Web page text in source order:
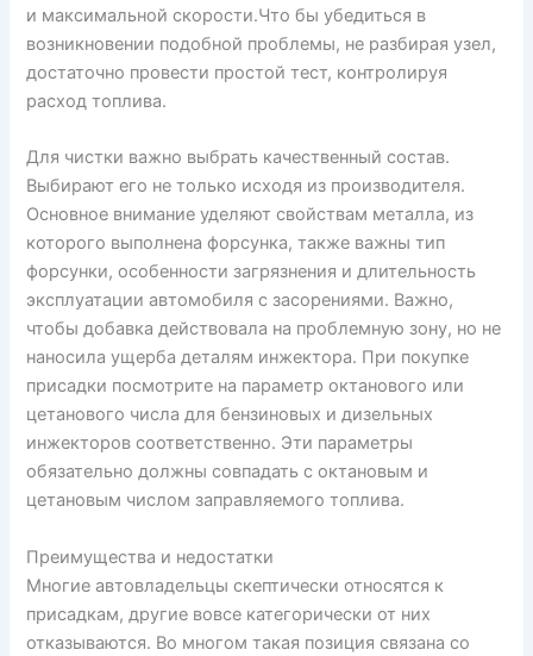
и максимальной скорости.Что бы убедиться в
возникновении подобной проблемы, не разбирая узел,
достаточно провести простой тест, контролируя
расход топлива.
Для чистки важно выбрать качественный состав.
Выбирают его не только исходя из производителя.
Основное внимание уделяют свойствам металла, из
которого выполнена форсунка, также важны тип
форсунки, особенности загрязнения и длительность
эксплуатации автомобиля с засорениями. Важно,
чтобы добавка действовала на проблемную зону, но не
наносила ущерба деталям инжектора. При покупке
присадки посмотрите на параметр октанового или
цетанового числа для бензиновых и дизельных
инжекторов соответственно. Эти параметры
обязательно должны совпадать с октановым и
цетановым числом заправляемого топлива.
Преимущества и недостатки
Многие автовладельцы скептически относятся к
присадкам, другие вовсе категорически от них
отказываются. Во многом такая позиция связана со